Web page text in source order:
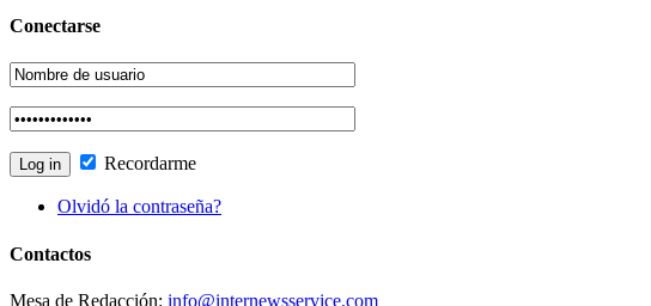
Conectarse
Recordarme
Olvidó la contraseña?
Contactos
Mesa de Redacción: info@internewsservice.com